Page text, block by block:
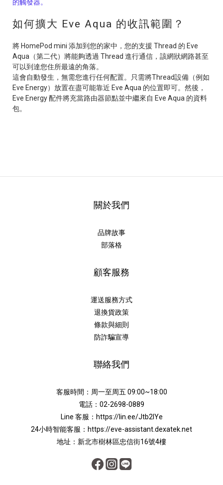
的觸發器。
如何擴大 Eve Aqua 的收訊範圍？
將 HomePod mini 添加到您的家中，您的支援 Thread 的 Eve
Aqua（第二代）將能夠透過 Thread 進行通信，該網狀網路甚至
可以到達您住所最遠的角落。
這會自動發生，無需您進行任何配置。只需將Thread設備（例如
Eve Energy）放置在盡可能靠近 Eve Aqua 的位置即可。然後，
Eve Energy 配件將充當路由器節點並中繼來自 Eve Aqua 的資料
包。
關於我們
品牌故事
部落格
顧客服務
運送服務方式
退換貨政策
條款與細則
防詐騙宣導
聯絡我們
客服時間：周一至周五 09:00~18:00
電話：02-2698-0889
Line 客服： https://lin.ee/Jtb2lYe
24小時智能客服： https://eve-assistant.dexatek.net
地址：新北市樹林區忠信街16號4樓